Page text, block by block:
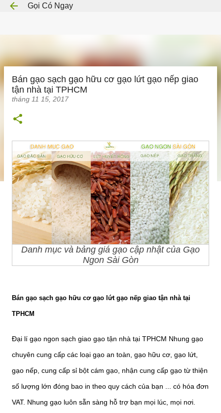
Chuyển đến nội dung chính
Gọi Có Ngay
Bán gạo sạch gạo hữu cơ gạo lứt gạo nếp giao
tận nhà tại TPHCM
tháng 11 15, 2017
Danh mục và bảng giá gạo cập nhật của Gạo
Ngon Sài Gòn
Bán gạo sạch gạo hữu cơ gạo lứt gạo nếp giao tận nhà tại
TPHCM
Đại lí gạo ngon sạch giao gạo tận nhà tại TPHCM Nhung gạo
chuyên cung cấp các loại gạo an toàn, gạo hữu cơ, gạo lứt,
gạo nếp, cung cấp sỉ bột cám gạo, nhận cung cấp gạo từ thiện
số lượng lớn đóng bao in theo quy cách của bạn
... có hóa đơn
VAT. Nhung gạo luôn sẵn sàng hỗ trợ bạn mọi lúc, mọi nơi.